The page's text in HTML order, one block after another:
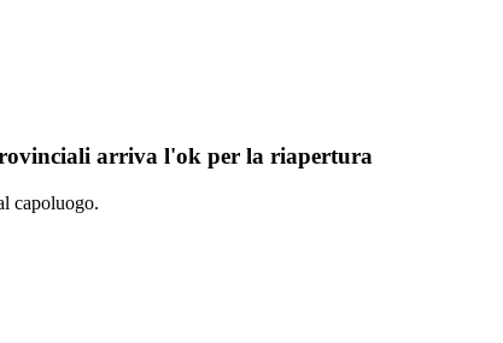
arriva l'ok per la riapertura
capoluogo.